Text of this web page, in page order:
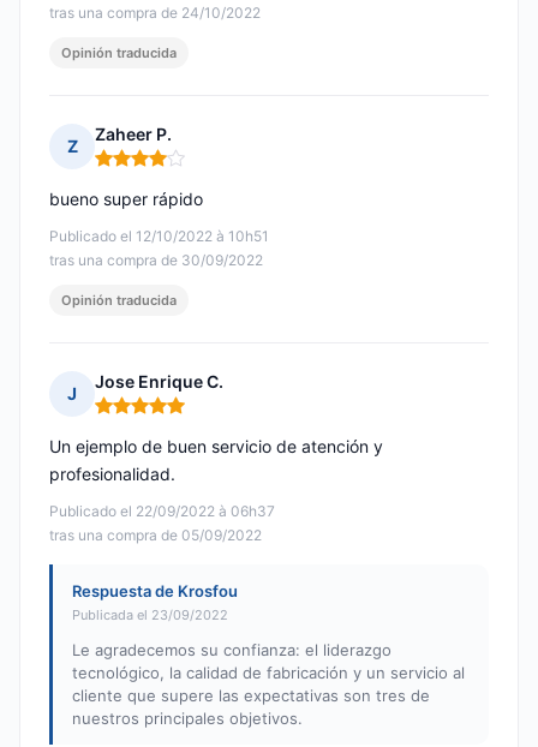
tras una compra de 24/10/2022
Opinión traducida
Z
Zaheer P.
Nota: 4 de 5
Publicado el 12/10/2022 à 10h51
tras una compra de 30/09/2022
bueno super rápido
Opinión traducida
J
Jose Enrique C.
Nota: 5 de 5
Publicado el 22/09/2022 à 06h37
tras una compra de 05/09/2022
Un ejemplo de buen servicio de atención y
profesionalidad.
Respuesta de Krosfou
Publicada el 23/09/2022
Le agradecemos su confianza: el liderazgo
tecnológico, la calidad de fabricación y un servicio al
cliente que supere las expectativas son tres de
nuestros principales objetivos.